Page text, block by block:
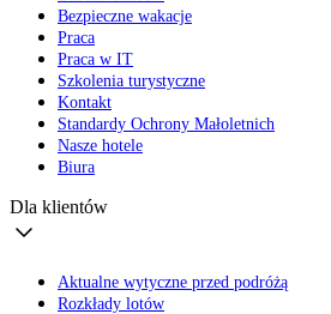
Bezpieczne wakacje
Praca
Praca w IT
Szkolenia turystyczne
Kontakt
Standardy Ochrony Małoletnich
Nasze hotele
Biura
Dla klientów
Aktualne wytyczne przed podróżą
Rozkłady lotów